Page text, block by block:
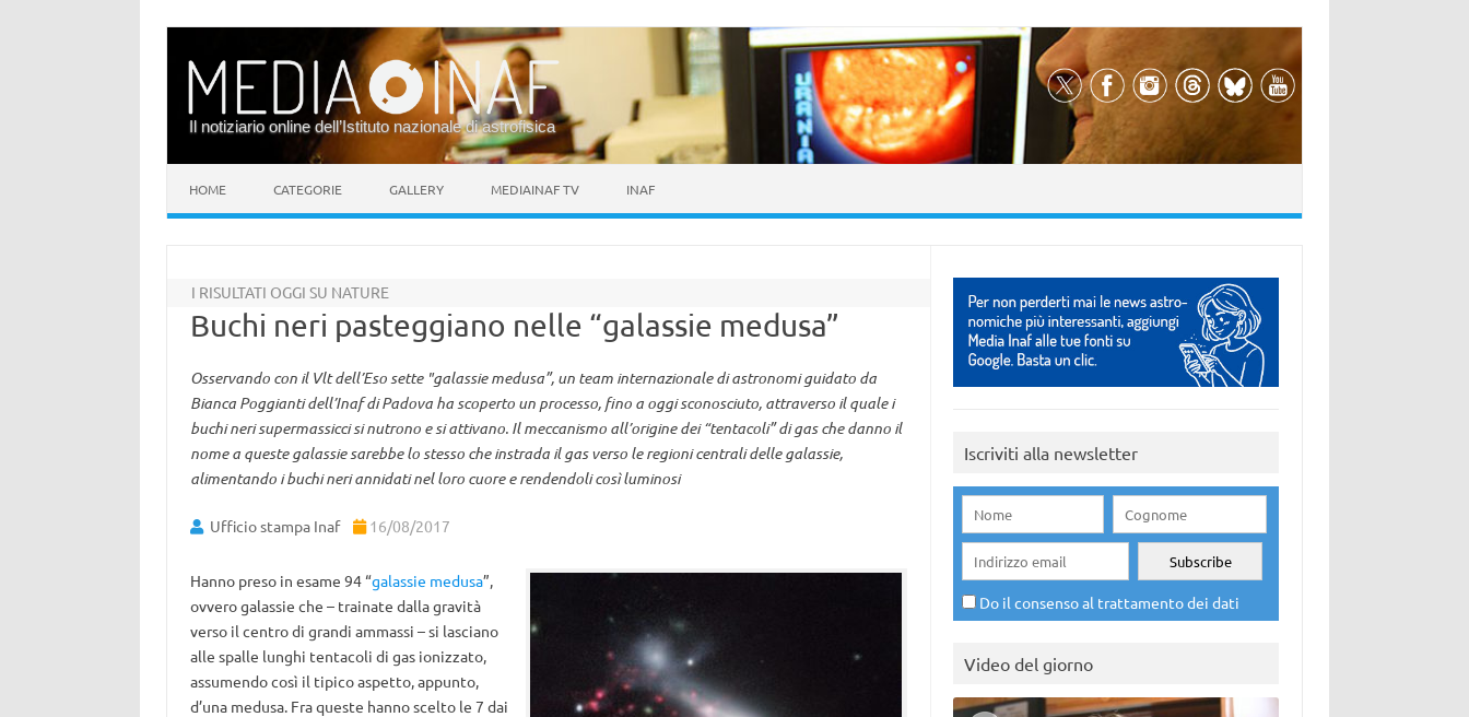
Il notiziario online dell’Istituto nazionale di astrofisica
HOME CATEGORIE GALLERY MEDIAINAF TV INAF
I RISULTATI OGGI SU NATURE
Buchi neri pasteggiano nelle “galassie medusa”
Osservando con il Vlt dell’Eso sette "galassie medusa”, un team internazionale di astronomi guidato da
Bianca Poggianti dell’Inaf di Padova ha scoperto un processo, fino a oggi sconosciuto, attraverso il quale i
buchi neri supermassicci si nutrono e si attivano. Il meccanismo all’origine dei “tentacoli” di gas che danno il
nome a queste galassie sarebbe lo stesso che instrada il gas verso le regioni centrali delle galassie,
alimentando i buchi neri annidati nel loro cuore e rendendoli così luminosi
Ufficio stampa Inaf 16/08/2017
Hanno preso in esame 94 “galassie medusa”,
ovvero galassie che – trainate dalla gravità
verso il centro di grandi ammassi – si lasciano
alle spalle lunghi tentacoli di gas ionizzato,
assumendo così il tipico aspetto, appunto,
d’una medusa. Fra queste hanno scelto le 7 dai
Iscriviti alla newsletter
Do il consenso al trattamento dei dati
Video del giorno